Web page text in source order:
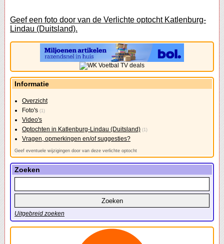
Geef een foto door van de Verlichte optocht Katlenburg-
Lindau (Duitsland).
Informatie
Overzicht
Foto's (1)
Video's
Optochten in Katlenburg-Lindau (Duitsland) (1)
Vragen, opmerkingen en/of suggesties?
Geef eventuele wijzigingen door van deze verlichte optocht
Zoeken
Uitgebreid zoeken